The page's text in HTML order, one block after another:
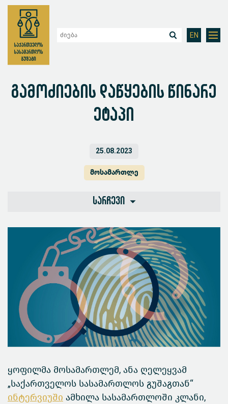
EN
გამოძიების დაწყების წინარე
ეტაპი
25.08.2023
მოსამართლე
სარჩევი
ყოფილმა მოსამართლემ, ანა ღელეყვამ
„საქართველოს სასამართლოს გუშაგთან“
ინტერვიუში ამხილა სასამართლოში კლანი,